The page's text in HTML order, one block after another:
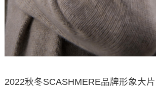
2022秋冬SCASHMERE品牌形象大片